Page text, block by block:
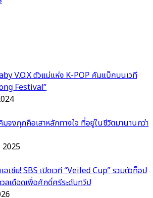
V.O.X ตัวแม่แห่ง K-POP คัมแบ็กบนเวที
Festival”
มจงกุกคือเสาหลักทางใจ ที่อยู่ในชีวิตมานานกว่า
2025
อเชีย! SBS เปิดเวที “Veiled Cup” รวมตัวท็อป
วลเดือดเพื่อศักดิ์ศรีระดับทวีป